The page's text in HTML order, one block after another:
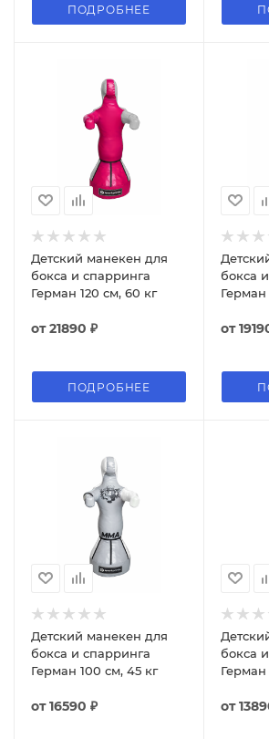
ПОДРОБНЕЕ
Детский манекен для
бокса и спарринга
Герман 120 см, 60 кг
от21890 ₽
ПОДРОБНЕЕ
бокса
Герман
от
Детский манекен для
бокса и спарринга
Герман 100 см, 45 кг
от16590 ₽
бокса
от